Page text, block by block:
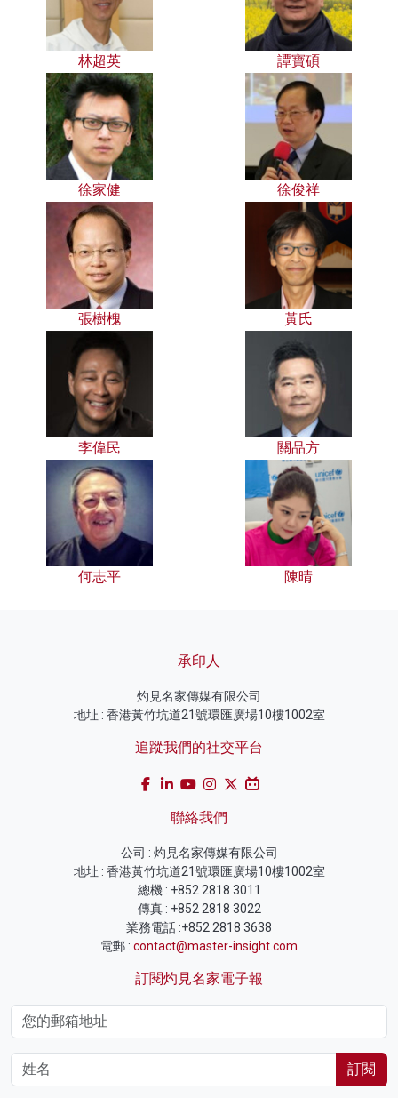
林超英 譚寶碩
徐家健 徐俊祥
張樹槐 黃氏
李偉民 關品方
何志平 陳晴
承印人
灼見名家傳媒有限公司
地址 : 香港黃竹坑道21號環匯廣場10樓1002室
追蹤我們的社交平台
聯絡我們
公司 : 灼見名家傳媒有限公司
地址 : 香港黃竹坑道21號環匯廣場10樓1002室
總機 : +852 2818 3011
傳真 : +852 2818 3022
業務電話 :+852 2818 3638
電郵 : contact@master-insight.com
訂閱灼見名家電子報
訂閱